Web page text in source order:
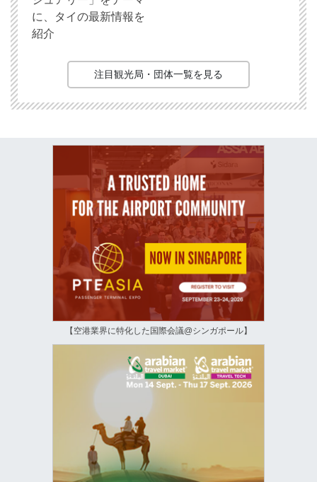
に、タイの最新情報を
紹介
注目観光局・団体一覧を見る
【空港業界に特化した国際会議@シンガポール】